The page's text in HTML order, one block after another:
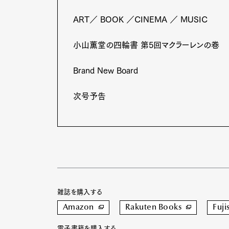
ART／ BOOK ／CINEMA ／ MUSIC
小山薫堂の四輪書 第5回マクラーレンの巻
Brand New Board
次号予告
雑誌を購入する
Amazon Rakuten Books